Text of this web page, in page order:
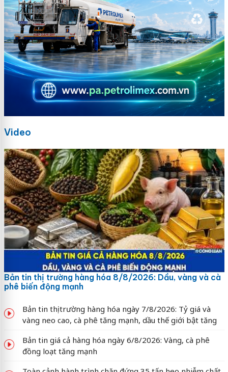
Video
Bản tin thị trường hàng hóa 8/8/2026: Dầu, vàng và cà
phê biến động mạnh
Bản tin thị trường hàng hóa ngày 7/8/2026: Tỷ giá và
vàng neo cao, cà phê tăng mạnh, dầu thế giới bật tăng
Bản tin giá cả hàng hóa ngày 6/8/2026: Vàng, cà phê
đồng loạt tăng mạnh